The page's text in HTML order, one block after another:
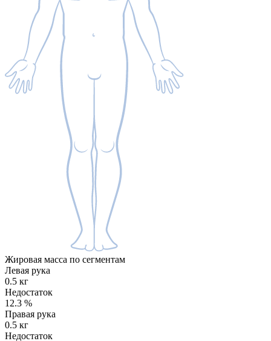
Жировая масса по сегментам
Левая рука
0.5 кг
Недостаток
12.3 %
Правая рука
0.5 кг
Недостаток